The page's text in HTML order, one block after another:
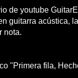
de youtube
guitarra acústica,
nota.
"Primera fila,